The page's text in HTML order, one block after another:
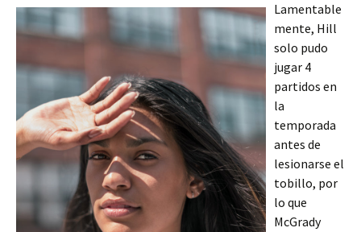
Lamentable
mente, Hill
solo pudo
jugar 4
partidos en
la
temporada
antes de
lesionarse el
tobillo, por
lo que
McGrady